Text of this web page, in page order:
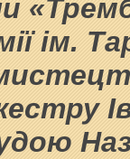
ім.